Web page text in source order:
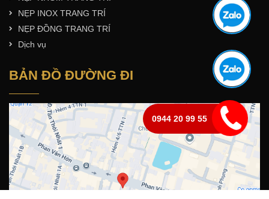
NẸP INOX TRANG TRÍ
NẸP ĐỒNG TRANG TRÍ
Dịch vụ
BẢN ĐỒ ĐƯỜNG ĐI
0944 20 99 55